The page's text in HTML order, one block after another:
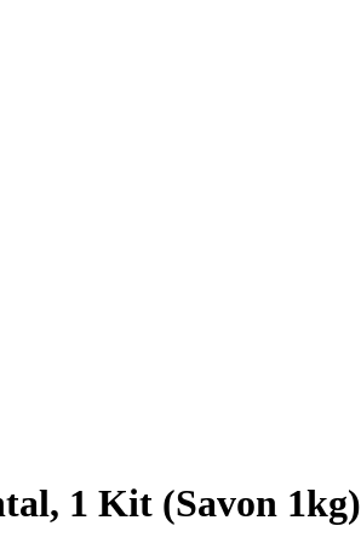
1 Kit (Savon 1kg)